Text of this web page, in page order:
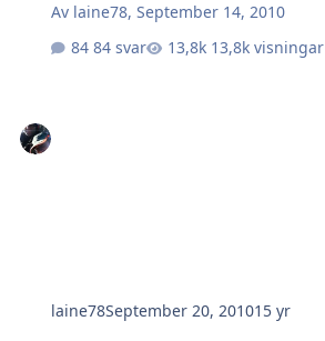
Av laine78,September 14, 2010
84 svar
13,8k visningar
laine78September 20, 201015 yr